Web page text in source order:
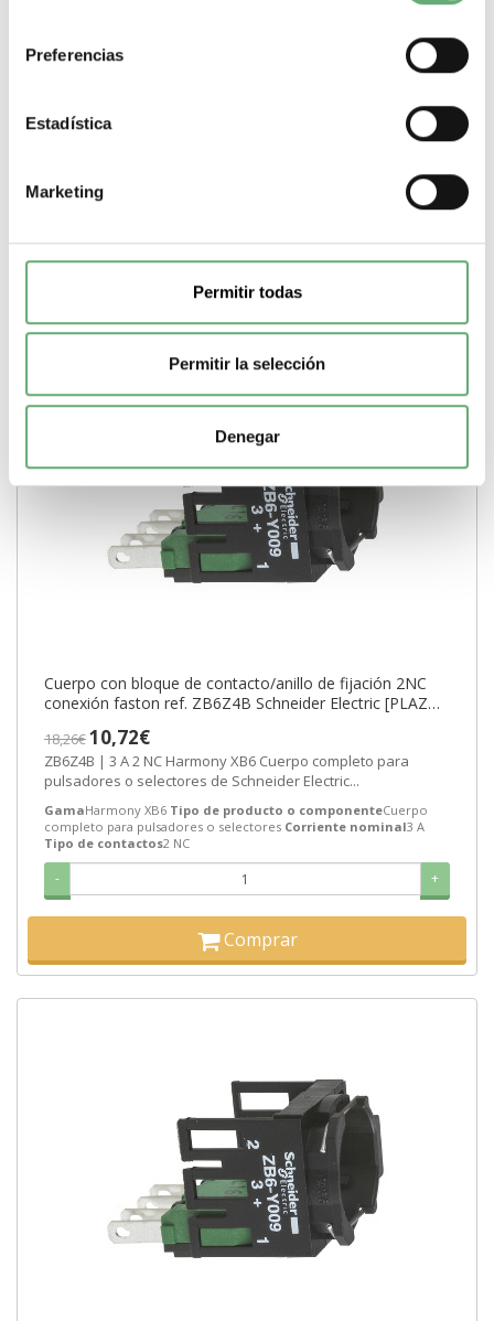
Preferencias
Estadística
Marketing
Permitir todas
Permitir la selección
Denegar
Cuerpo con bloque de contacto/anillo de fijación 1NA +
[PLAZO 3-6 SEMANAS]
13,15€7,72€
Gama Harmony XB6
Cuerpo
- +
Comprar
Cuerpo con bloque de contacto/anillo de fijación 2NC
conexión faston ref. ZB6Z4B Schneider Electric [PLAZO
18,26€10,72€
ZB6Z4B | 3 A 2 NC Harmony XB6 Cuerpo completo para
pulsadores o selectores de Schneider Electric...
GamaHarmony XB6 Tipo de producto o componenteCuerpo
completo para pulsadores o selectores Corriente nominal3 A
Tipo de contactos2 NC
- +
Comprar